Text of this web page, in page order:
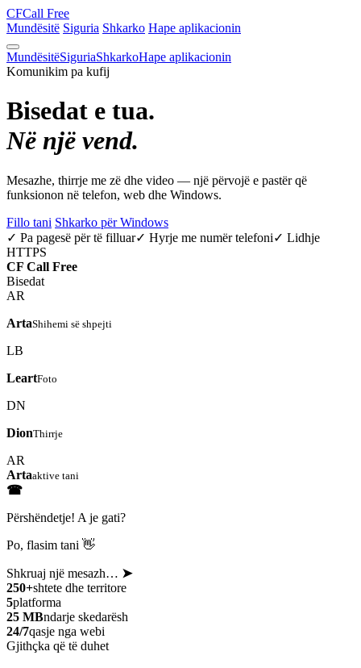
CFCall Free
Mundësitë Siguria Shkarko Hape aplikacionin
MundësitëSiguriaShkarkoHape aplikacionin
Komunikim pa kufij
Bisedat e tua.
Në një vend.
Mesazhe, thirrje me zë dhe video — një përvojë e pastër që
funksionon në telefon, web dhe Windows.
Fillo tani Shkarko për Windows
✓ Pa pagesë për të filluar✓ Hyrje me numër telefoni✓ Lidhje
HTTPS
CF Call Free
Bisedat
AR
ArtaShihemi së shpejti
LB
LeartFoto
DN
DionThirrje
AR
Artaaktive tani
☎
Përshëndetje! A je gati?
Po, flasim tani 👋
Shkruaj një mesazh… ➤
250+shtete dhe territore
5platforma
25 MBndarje skedarësh
24/7qasje nga webi
Gjithçka që të duhet